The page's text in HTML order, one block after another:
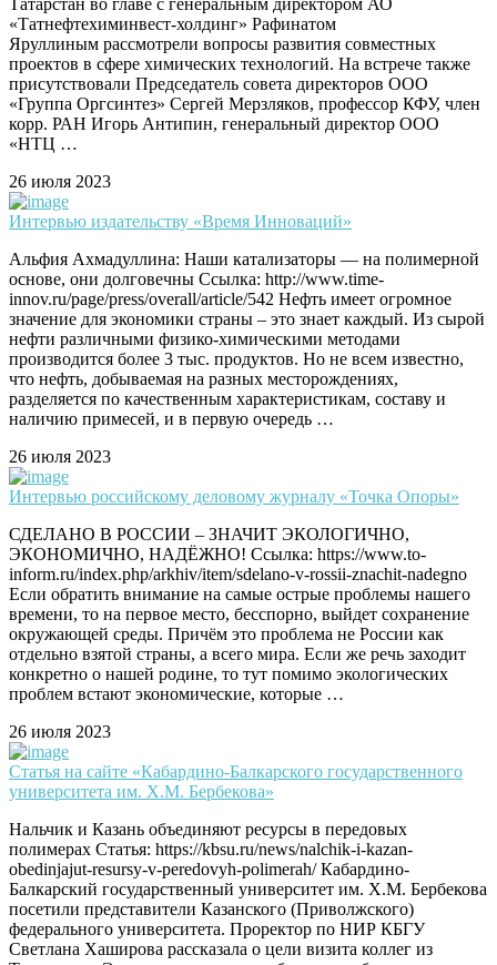
Татарстан во главе с генеральным директором АО
«Татнефтехиминвест-холдинг» Рафинатом
Яруллиным рассмотрели вопросы развития совместных
проектов в сфере химических технологий. На встрече также
присутствовали Председатель совета директоров ООО
«Группа Оргсинтез» Сергей Мерзляков, профессор КФУ, член
корр. РАН Игорь Антипин, генеральный директор ООО
«НТЦ …
26 июля 2023
Интервью издательству «Время Инноваций»
Альфия Ахмадуллина: Наши катализаторы — на полимерной
основе, они долговечны Ссылка: http://www.time-
innov.ru/page/press/overall/article/542 Нефть имеет огромное
значение для экономики страны – это знает каждый. Из сырой
нефти различными физико-химическими методами
производится более 3 тыс. продуктов. Но не всем известно,
что нефть, добываемая на разных месторождениях,
разделяется по качественным характеристикам, составу и
наличию примесей, и в первую очередь …
26 июля 2023
Интервью российскому деловому журналу «Точка Опоры»
СДЕЛАНО В РОССИИ – ЗНАЧИТ ЭКОЛОГИЧНО,
ЭКОНОМИЧНО, НАДЁЖНО! Ссылка: https://www.to-
inform.ru/index.php/arkhiv/item/sdelano-v-rossii-znachit-nadegno
Если обратить внимание на самые острые проблемы нашего
времени, то на первое место, бесспорно, выйдет сохранение
окружающей среды. Причём это проблема не России как
отдельно взятой страны, а всего мира. Если же речь заходит
конкретно о нашей родине, то тут помимо экологических
проблем встают экономические, которые …
26 июля 2023
Статья на сайте «Кабардино-Балкарского государственного
университета им. Х.М. Бербекова»
Нальчик и Казань объединяют ресурсы в передовых
полимерах Статья: https://kbsu.ru/news/nalchik-i-kazan-
obedinjajut-resursy-v-peredovyh-polimerah/ Кабардино-
Балкарский государственный университет им. Х.М. Бербекова
посетили представители Казанского (Приволжского)
федерального университета. Проректор по НИР КБГУ
Светлана Хаширова рассказала о цели визита коллег из